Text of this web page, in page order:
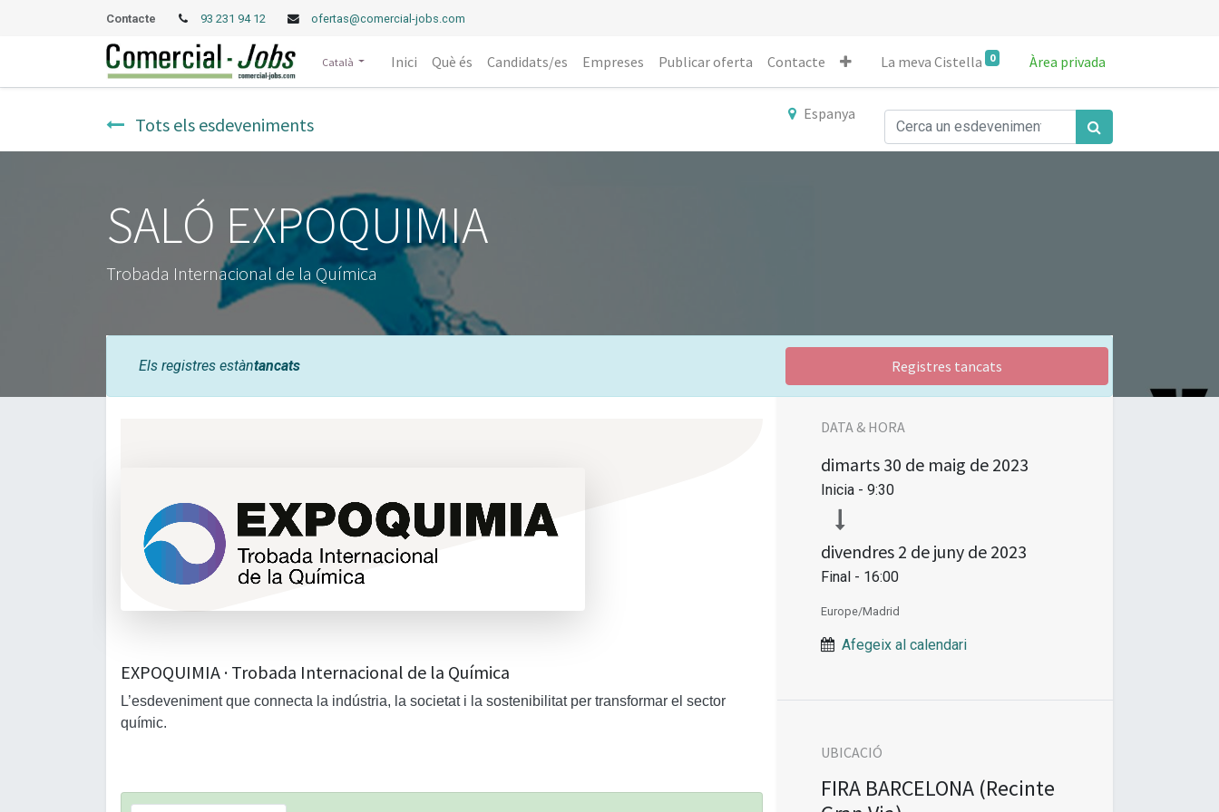
Contacte 93 231 94 12 ofertas@comercial-jobs.com
Català Inici Què és Candidats/es Empreses Publicar oferta Contacte La meva Cistella 0 Àrea privada
Tots els esdeveniments Espanya
SALÓ EXPOQUIMIA
Trobada Internacional de la Química
Els registres estàntancats Registres tancats
EXPOQUIMIA · Trobada Internacional de la Química
L’esdeveniment que connecta la indústria, la societat i la sostenibilitat per transformar el sector
químic.
DATA & HORA
dimarts 30 de maig de 2023
Inicia - 9:30
divendres 2 de juny de 2023
Final - 16:00
Europe/Madrid
Afegeix al calendari
UBICACIÓ
FIRA BARCELONA (Recinte